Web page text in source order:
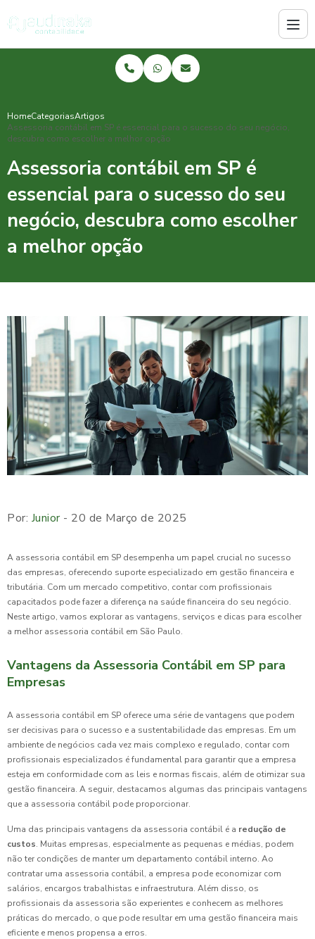
HomeCategoriasArtigos
Assessoria contábil em SP é essencial para o sucesso do seu negócio,
descubra como escolher a melhor opção
Assessoria contábil em SP é
essencial para o sucesso do seu
negócio, descubra como escolher
a melhor opção
Por: Junior- 20 de Março de 2025
A assessoria contábil em SP desempenha um papel crucial no sucesso
das empresas, oferecendo suporte especializado em gestão financeira e
tributária. Com um mercado competitivo, contar com profissionais
capacitados pode fazer a diferença na saúde financeira do seu negócio.
Neste artigo, vamos explorar as vantagens, serviços e dicas para escolher
a melhor assessoria contábil em São Paulo.
Vantagens da Assessoria Contábil em SP para
Empresas
A assessoria contábil em SP oferece uma série de vantagens que podem
ser decisivas para o sucesso e a sustentabilidade das empresas. Em um
ambiente de negócios cada vez mais complexo e regulado, contar com
profissionais especializados é fundamental para garantir que a empresa
esteja em conformidade com as leis e normas fiscais, além de otimizar sua
gestão financeira. A seguir, destacamos algumas das principais vantagens
que a assessoria contábil pode proporcionar.
Uma das principais vantagens da assessoria contábil é a redução de
custos. Muitas empresas, especialmente as pequenas e médias, podem
não ter condições de manter um departamento contábil interno. Ao
contratar uma assessoria contábil, a empresa pode economizar com
salários, encargos trabalhistas e infraestrutura. Além disso, os
profissionais da assessoria são experientes e conhecem as melhores
práticas do mercado, o que pode resultar em uma gestão financeira mais
eficiente e menos propensa a erros.